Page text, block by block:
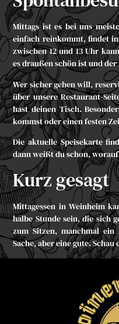
Mittags ist es bei uns
einfach reinkommt, findet
zwischen 12 und 13 Uhr
es draußen schön ist und
Wer sicher gehen will,
überunsere Restaurant-
hast deinen Tisch.
kommst oder einen festen
Dieaktuelle Speisekarte
dann weißt du schon,
Kurz gesagt
Mittagessen in Weinheim
halbe Stunde sein, die sich
zum Sitzen, manchmal
Sache, aber eine gute.